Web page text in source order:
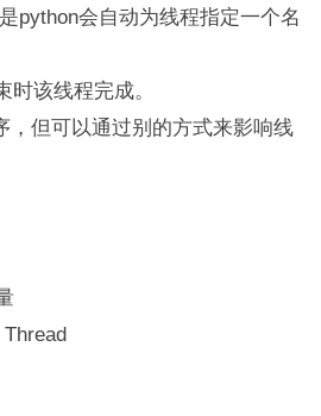
python会自动为线程指定一个名
时该线程完成。
，但可以通过别的方式来影响线